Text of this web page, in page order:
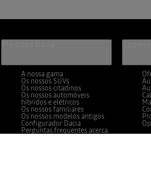
A nossa gama
Os nossos SUVs
Os nossos citadinos
Os nossos automóveis
híbridos e elétricos
Os nossos familiares
Os nossos modelos antigos
Configurador Dacia
Perguntas frequentes acerca
dos automóveis